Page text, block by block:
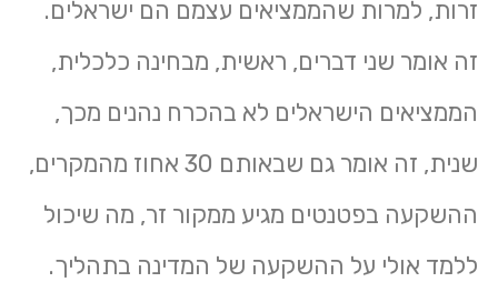
זרות, למרות שהממציאים עצמם הם ישראלים.
זה אומר שני דברים, ראשית, מבחינה כלכלית,
הממציאים הישראלים לא בהכרח נהנים מכך,
שנית, זה אומר גם שבאותם 30 אחוז מהמקרים,
ההשקעה בפטנטים מגיע ממקור זר, מה שיכול
ללמד אולי על ההשקעה של המדינה בתהליך.